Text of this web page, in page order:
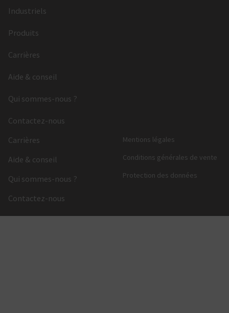
Industriels
Produits
Carrières
Aide & conseil
Qui sommes-nous ?
Contactez-nous
Carrières
Aide & conseil
Qui sommes-nous ?
Contactez-nous
Mentions légales
Conditions générales de vente
Protection des données